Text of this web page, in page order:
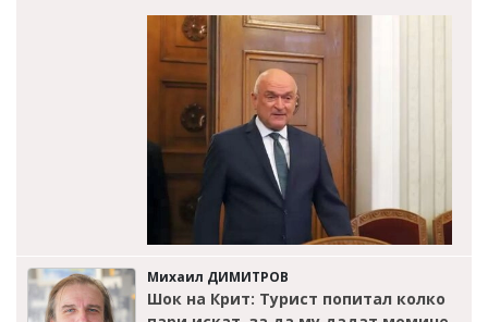
Михаил ДИМИТРОВ
Шок на Крит: Турист попитал колко